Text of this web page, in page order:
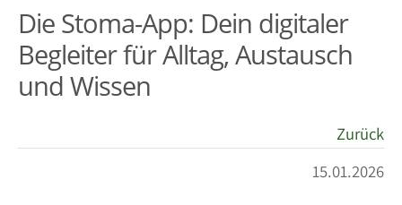
Die Stoma-App: Dein digitaler
Begleiter für Alltag, Austausch
und Wissen
Zurück
15.01.2026